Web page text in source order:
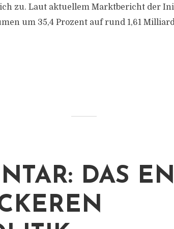
zu. Laut aktuellem Marktbericht der
um 35,4 Prozent auf rund 1,61
DAS